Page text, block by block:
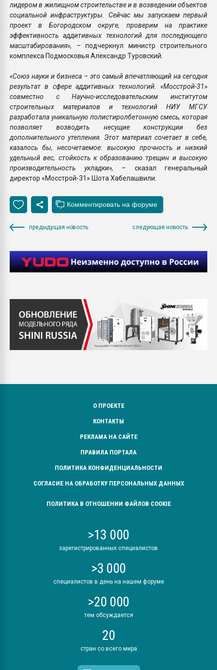
лидером в жилищном строительстве и в возведении объектов
социальной инфраструктуры. Сейчас мы запускаем первый
проект в Богородском округе, проверим на практике
эффективность аддитивных технологий для последующего
масштабирования», – подчеркнул министр строительного
комплекса Подмосковья Александр Туровский.
«Союз науки и бизнеса – это самый впечатляющий на сегодня
результат в сфере аддитивных технологий. «Мосстрой-31»
совместно с Научно-исследовательским институтом
строительных материалов и технологий НИУ МГСУ
разработала уникальную полистиролбетонную смесь, которая
позволяет возводить несущие конструкции без
дополнительного утепления. Этот материал сочетает в себе,
казалось бы, несочетаемое: высокую прочность и низкий
удельный вес, стойкость к образованию трещин и высокую
производительность укладки», – сказал генеральный
директор «Мосстрой-31» Шота Хабелашвили.
предыдущая новость следующая новость
О ПРОЕКТЕ
КОНТАКТЫ
РЕКЛАМА НА САЙТЕ
ПРАВИЛА ПОРТАЛА
ПОЛИТИКА КОНФИДЕНЦИАЛЬНОСТИ
СОГЛАСИЕ НА ОБРАБОТКУ ПЕРСОНАЛЬНЫХ ДАННЫХ
ПОЛИТИКА В ОТНОШЕНИИ ФАЙЛОВ COOKIE
>13 000
зарегистрированных специалистов
>3 000
специалистов в день на нашем форуме
>20 000
тем обсуждается
20
стран со всего мира